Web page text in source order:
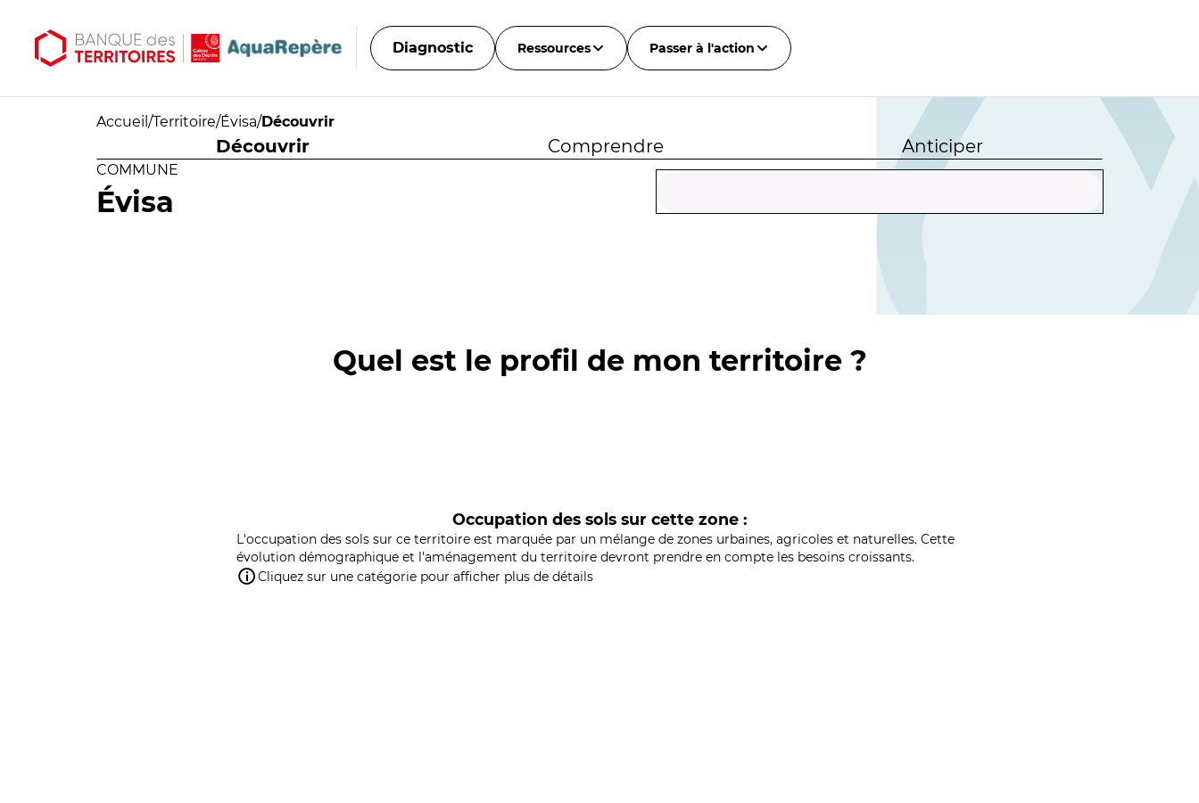
Diagnostic Ressources Passer à l'action
Accueil /Territoire/Évisa/Découvrir
Découvrir Comprendre Anticiper
COMMUNE
Évisa
Quel est le profil de mon territoire ?
Occupation des sols sur cette zone :
L'occupation des sols sur ce territoire est marquée par un mélange de zones urbaines, agricoles et naturelles. Cette
évolution démographique et l'aménagement du territoire devront prendre en compte les besoins croissants.
Cliquez sur une catégorie pour afficher plus de détails